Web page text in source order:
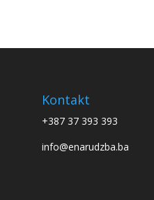
Kontakt
+387 37 393 393
info@enarudzba.ba